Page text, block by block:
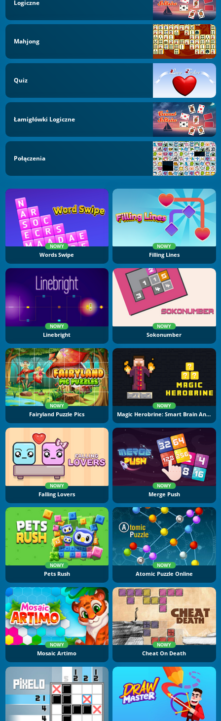
Logiczne
Mahjong
Quiz
Łamigłówki Logiczne
Połączenia
NOWY
Words Swipe
NOWY
Filling Lines
NOWY
Linebright
NOWY
Sokonumber
NOWY
Fairyland Puzzle Pics
NOWY
Magic Herobrine: Smart Brain And Puzzle Quest
NOWY
Falling Lovers
NOWY
Merge Push
NOWY
Pets Rush
NOWY
Atomic Puzzle Online
NOWY
Mosaic Artimo
NOWY
Cheat On Death